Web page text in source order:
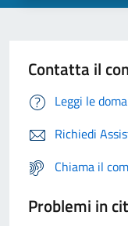
Contatta il
Leggi le
Richiedi
Chiama il
Problemi in